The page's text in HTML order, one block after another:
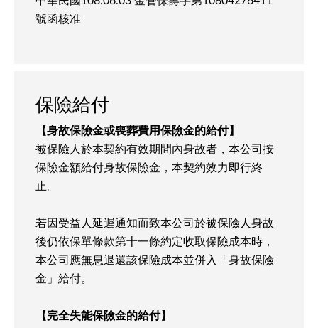
號函核准
保險給付
【身故保險金或喪葬費用保險金的給付】
被保險人於本契約有效期間內身故者，本公司按
保險金額給付身故保險金，本契約效力即行終
止。
若因受益人延遲通知而致本公司於被保險人身故
後仍依保單條款第十一條約定收取保險成本時，
本公司應無息退還該保險成本並併入「身故保險
金」給付。
【完全失能保險金的給付】